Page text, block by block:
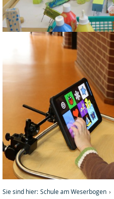
Sie sind hier: Schule am Weserbogen